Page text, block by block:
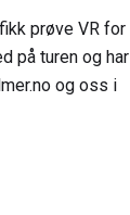
prøve VR for
på turen og har
og oss i